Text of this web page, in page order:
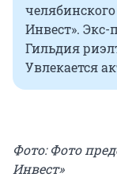
Инвест». Экс-
Гильдия
Увлекается
Фото: Фото
Инвест»